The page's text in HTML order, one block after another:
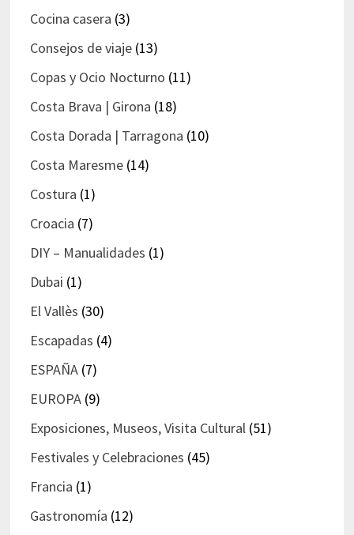
Cocina casera (3)
Consejos de viaje(13)
Copas y Ocio Nocturno (11)
Costa Brava | Girona (18)
Costa Dorada | Tarragona (10)
Costa Maresme(14)
Costura (1)
Croacia (7)
DIY – Manualidades (1)
Dubai (1)
El Vallès (30)
Escapadas (4)
ESPAÑA(7)
EUROPA(9)
Exposiciones, Museos, Visita Cultural(51)
Festivales y Celebraciones (45)
Francia (1)
Gastronomía (12)